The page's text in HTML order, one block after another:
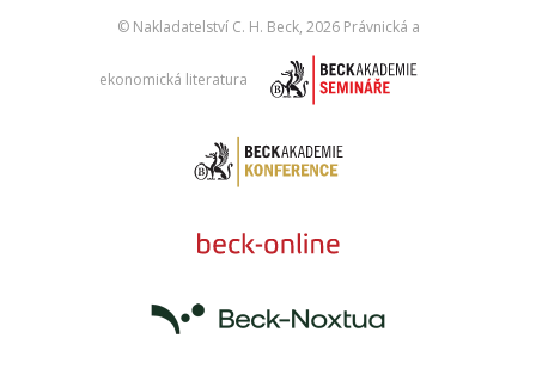
© Nakladatelství C. H. Beck, 2026 Právnická a
ekonomická literatura